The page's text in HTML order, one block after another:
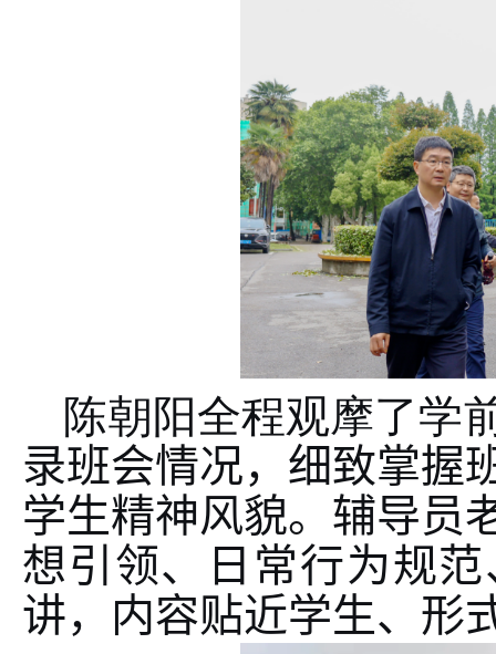
陈朝阳全程观摩了学
录班会情况，细致掌握
学生精神风貌。辅导员
想引领、日常行为规
讲，内容贴近学生、形